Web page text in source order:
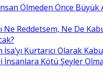
Ölmeden Önce Büyük
Ne Reddetsem, Ne De
Kurtarıcı Olarak
İnsanlara Kötü Şeyler